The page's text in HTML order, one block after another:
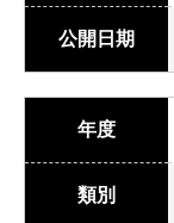
公開日期
年度
類別